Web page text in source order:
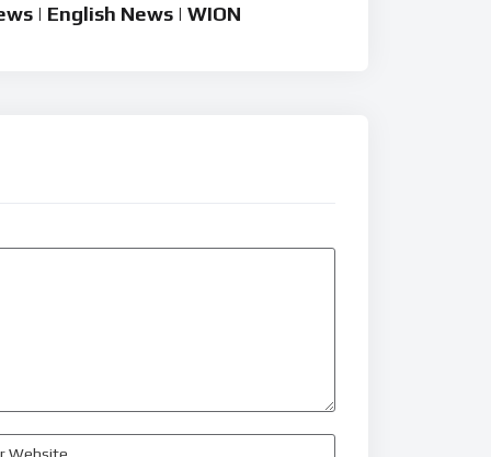
| English News | WION